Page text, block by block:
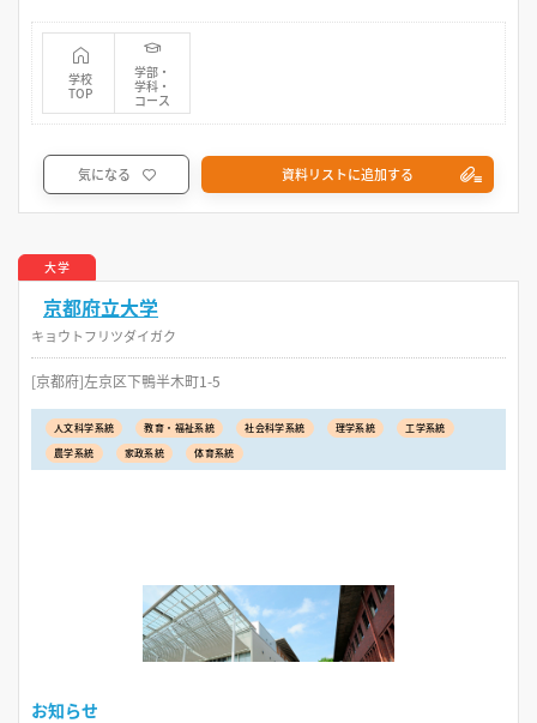
学校
TOP
学部・
学科・
コース
気になる 資料リストに追加する
大学
京都府立大学
キョウトフリツダイガク
[京都府]左京区下鴨半木町1-5
人文科学系統 教育・福祉系統 社会科学系統 理学系統
工学系統
農学系統
家政系統 体育系統
お知らせ